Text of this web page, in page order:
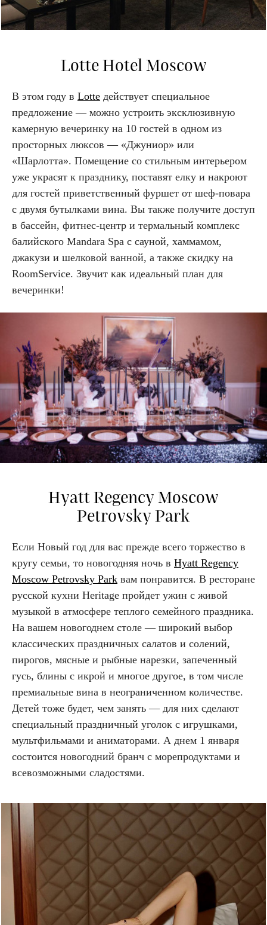
Lotte Hotel Moscow
В этом году в Lotte действует специальное
предложение — можно устроить эксклюзивную
камерную вечеринку на 10 гостей в одном из
просторных люксов — «Джуниор» или
«Шарлотта». Помещение со стильным интерьером
уже украсят к празднику, поставят елку и накроют
для гостей приветственный фуршет от шеф-повара
с двумя бутылками вина. Вы также получите доступ
в бассейн, фитнес-центр и термальный комплекс
балийского Mandara Spa с сауной, хаммамом,
джакузи и шелковой ванной, а также скидку на
RoomService. Звучит как идеальный план для
вечеринки!
Hyatt Regency Moscow
Petrovsky Park
Если Новый год для вас прежде всего торжество в
кругу семьи, то новогодняя ночь в Hyatt Regency
Moscow Petrovsky Park вам понравится. В ресторане
русской кухни Heritage пройдет ужин с живой
музыкой в атмосфере теплого семейного праздника.
На вашем новогоднем столе — широкий выбор
классических праздничных салатов и солений,
пирогов, мясные и рыбные нарезки, запеченный
гусь, блины с икрой и многое другое, в том числе
премиальные вина в неограниченном количестве.
Детей тоже будет, чем занять — для них сделают
специальный праздничный уголок с игрушками,
мультфильмами и аниматорами. А днем 1 января
состоится новогодний бранч с морепродуктами и
всевозможными сладостями.